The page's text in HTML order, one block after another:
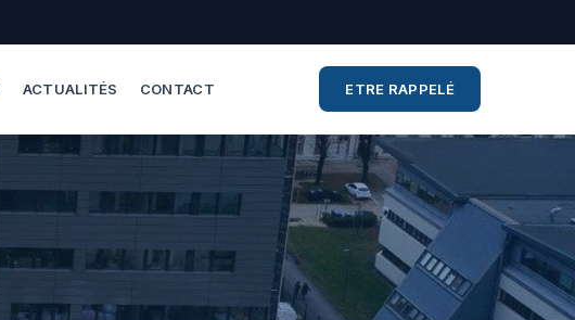
ACTUALITÉS CONTACT ETRE RAPPELÉ